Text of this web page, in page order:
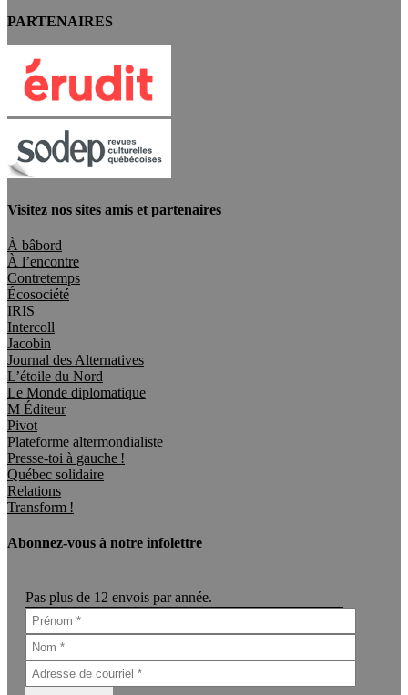
PARTENAIRES
Visitez nos sites amis et partenaires
À bâbord
À l’encontre
Contretemps
Écosociété
IRIS
Intercoll
Jacobin
Journal des Alternatives
L’étoile du Nord
Le Monde diplomatique
M Éditeur
Pivot
Plateforme altermondialiste
Presse-toi à gauche !
Québec solidaire
Relations
Transform !
Abonnez-vous à notre infolettre
Pas plus de 12 envois par année.